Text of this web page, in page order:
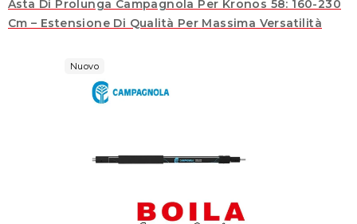
Asta Di Prolunga Campagnola Per Kronos 58: 160-230
Cm – Estensione Di Qualità Per Massima Versatilità
Nuovo